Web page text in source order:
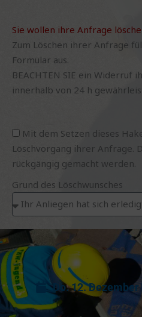
Sie wollen ihre Anfrage
Zum Löschen ihrer Anfrage
Formular aus.
BEACHTEN SIE ein Widerruf
innerhalb von 24 h
Mit dem Setzen dieses
Löschvorgang ihrer Anfrage.
rückgängig gemacht werden.
Grund des Löschwunsches
Do. 12. Dezember